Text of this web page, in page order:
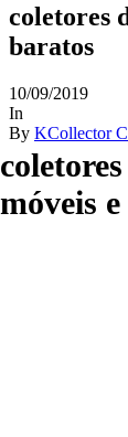
móveis
coletores
baratos
10/09/2019
In
By KCollector